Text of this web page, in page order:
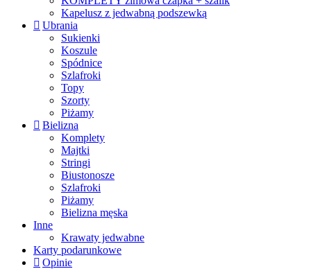
Kapelusz z jedwabną podszewką
Ubrania
Sukienki
Koszule
Spódnice
Szlafroki
Topy
Szorty
Piżamy
Bielizna
Komplety
Majtki
Stringi
Biustonosze
Szlafroki
Piżamy
Bielizna męska
Inne
Krawaty jedwabne
Karty podarunkowe
Opinie